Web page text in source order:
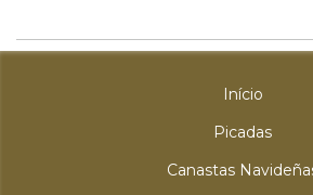
Início
Picadas
Canastas